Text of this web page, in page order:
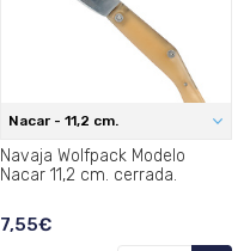
Nacar - 11,2 cm.
Navaja Wolfpack Modelo
Nacar 11,2 cm. cerrada.
7,55€